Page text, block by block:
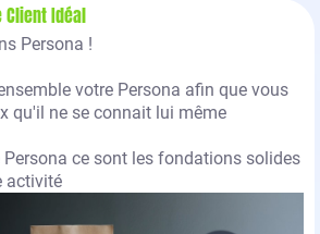
Client Idéal
Persona !
votre Persona afin que vous
qu'il ne se connait lui même
ce sont les fondations solides
activité